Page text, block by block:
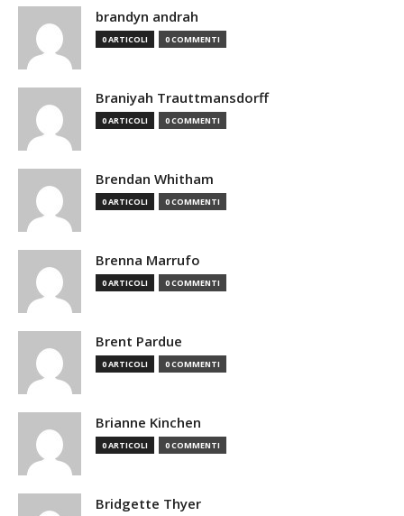
brandyn andrah
0 ARTICOLI 0 COMMENTI
Braniyah Trauttmansdorff
0 ARTICOLI 0 COMMENTI
Brendan Whitham
0 ARTICOLI 0 COMMENTI
Brenna Marrufo
0 ARTICOLI 0 COMMENTI
Brent Pardue
0 ARTICOLI 0 COMMENTI
Brianne Kinchen
0 ARTICOLI 0 COMMENTI
Bridgette Thyer